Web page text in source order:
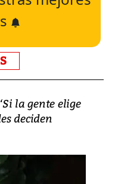
la gente elige
deciden